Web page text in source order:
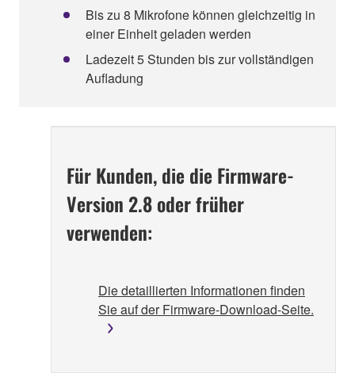
Bis zu 8 Mikrofone können gleichzeitig in
einer Einheit geladen werden
Ladezeit 5 Stunden bis zur vollständigen
Aufladung
Für Kunden, die die Firmware-
Version 2.8 oder früher
verwenden:
Die detaillierten Informationen finden
Sie auf der Firmware-Download-Seite.